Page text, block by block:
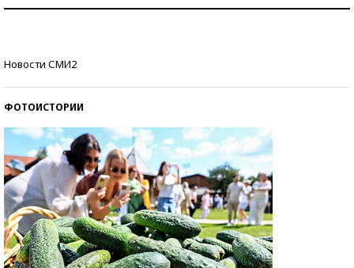
Новости СМИ2
ФОТОИСТОРИИ